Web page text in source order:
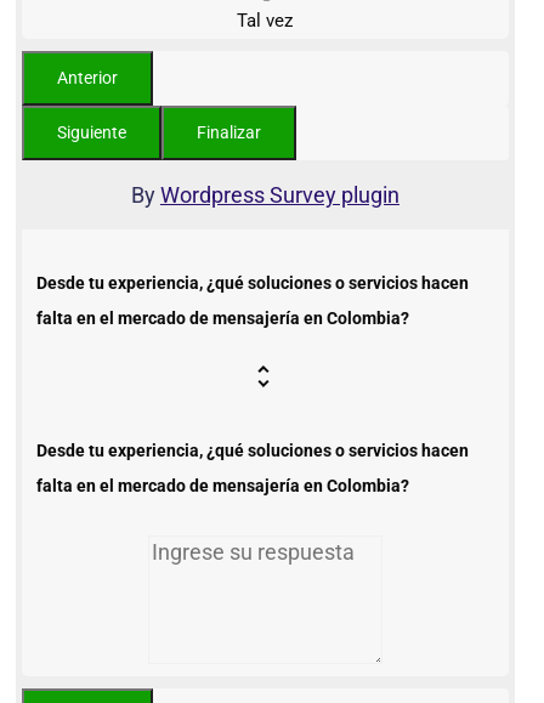
Tal vez
ByWordpress Survey plugin
Desde tu experiencia, ¿qué soluciones o servicios hacen
falta en el mercado de mensajería en Colombia?
Desde tu experiencia, ¿qué soluciones o servicios hacen
falta en el mercado de mensajería en Colombia?